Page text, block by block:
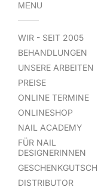
MENU
WIR - SEIT 2005
BEHANDLUNGEN
UNSERE ARBEITEN
PREISE
ONLINE TERMINE
ONLINESHOP
NAIL ACADEMY
FÜR NAIL
DESIGNERINNEN
DISTRIBUTOR